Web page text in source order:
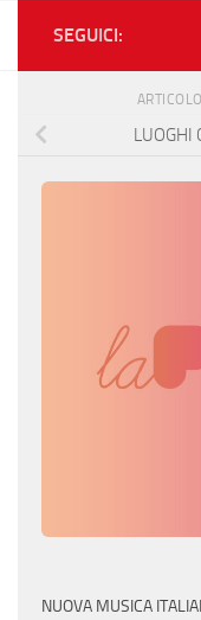
SEGUICI:
LUOGHI
NUOVA MUSICA